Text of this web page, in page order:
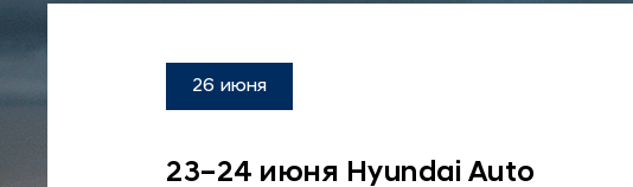
26 июня
23–24 июня Hyundai Auto